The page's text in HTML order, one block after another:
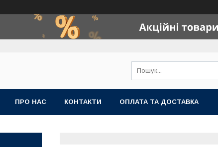
ПРО НАС КОНТАКТИ ОПЛАТА ТА ДОСТАВКА